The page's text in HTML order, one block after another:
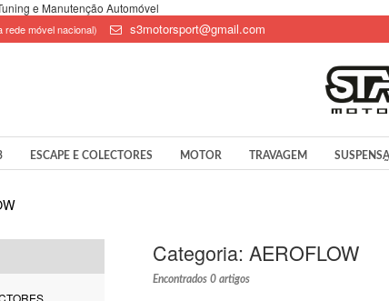
e Manutenção Automóvel
rede móvel nacional) s3motorsport@gmail.com
ESCAPE E COLECTORES MOTOR TRAVAGEM
Categoria: AEROFLOW
Encontrados 0 artigos